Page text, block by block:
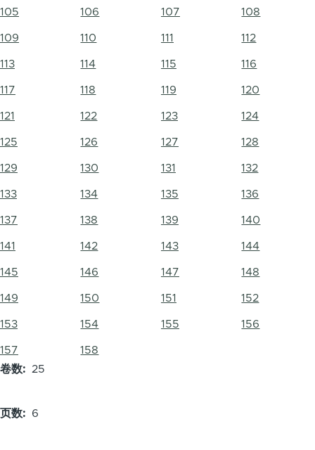
105 106 107 108
109 110 111 112
113 114 115 116
117 118 119 120
121 122 123 124
125 126 127 128
129 130 131 132
133 134 135 136
137 138 139 140
141 142 143 144
145 146 147 148
149 150 151 152
153 154 155 156
157
158
卷数
25
页数 6